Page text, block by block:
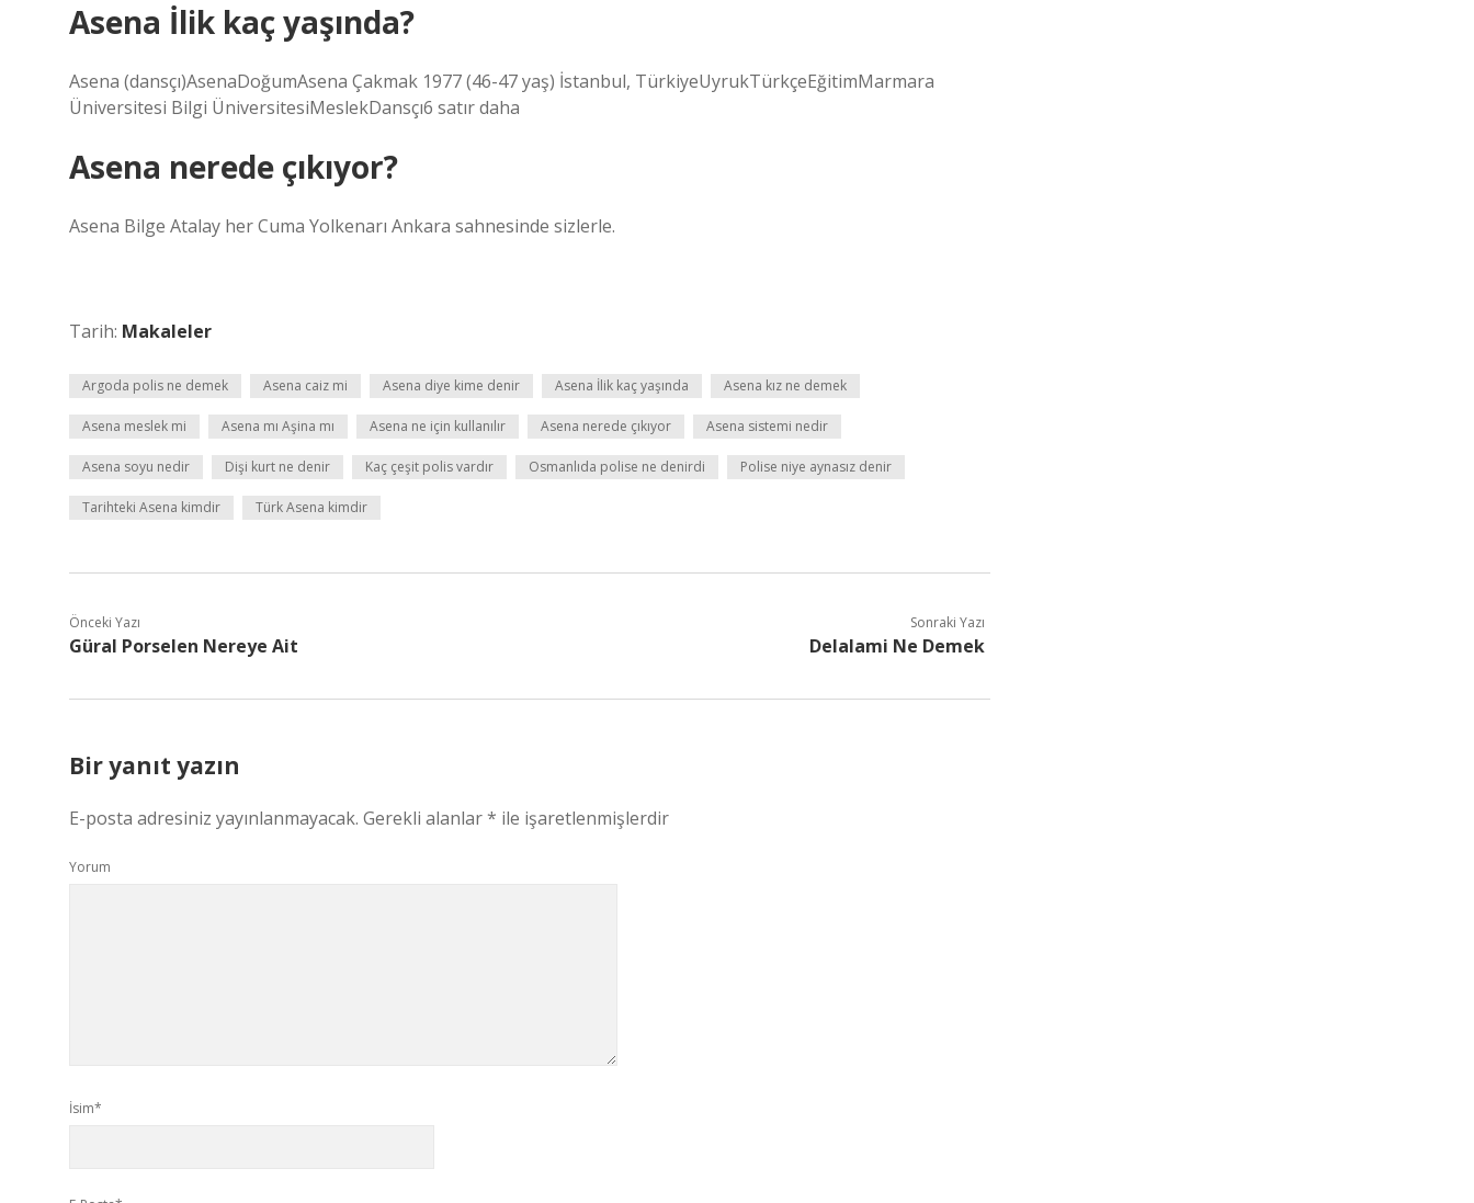
Asena İlik kaç yaşında?
Asena (dansçı)AsenaDoğumAsena Çakmak 1977 (46-47 yaş) İstanbul, TürkiyeUyrukTürkçeEğitimMarmara
Üniversitesi Bilgi ÜniversitesiMeslekDansçı6 satır daha
Asena nerede çıkıyor?
Asena Bilge Atalay her Cuma Yolkenarı Ankara sahnesinde sizlerle.
Tarih: Makaleler
Argoda polis ne demek Asena caiz mi Asena diye kime denir Asena İlik kaç yaşında Asena kız ne demek
Asena meslek mi Asena mı Aşina mı Asena ne için kullanılır Asena nerede çıkıyor Asena sistemi nedir
Asena soyu nedir Dişi kurt ne denir Kaç çeşit polis vardır Osmanlıda polise ne denirdi Polise niye aynasız denir
Tarihteki Asena kimdir Türk Asena kimdir
Önceki Yazı
Güral Porselen Nereye Ait
Sonraki Yazı
Delalami Ne Demek
Bir yanıt yazın
E-posta adresiniz yayınlanmayacak. Gerekli alanlar* ile işaretlenmişlerdir
Yorum
İsim*